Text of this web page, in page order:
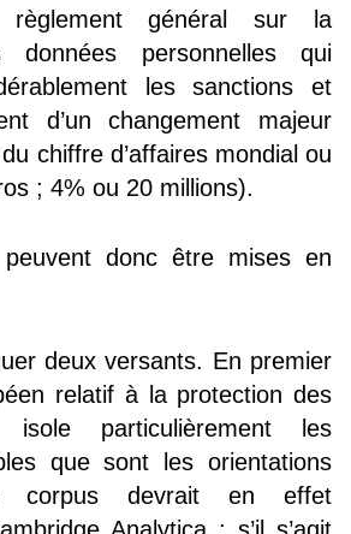
règlement général sur la
données personnelles qui
les sanctions et
d’un changement majeur
chiffre d’affaires mondial ou
; 4% ou 20 millions).
donc être mises en
deux versants. En premier
relatif à la protection des
particulièrement les
que sont les orientations
corpus devrait en effet